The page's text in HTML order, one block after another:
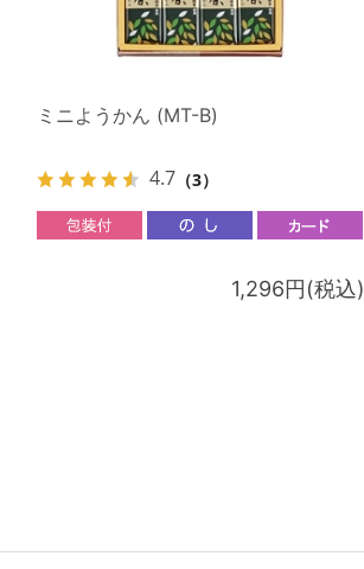
ミニようかん (MT-B)
4.7 （3）
1,296円(税込)